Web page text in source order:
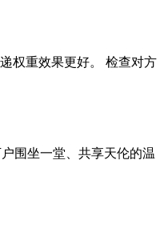
权重效果更好。 检查对方
围坐一堂、共享天伦的温